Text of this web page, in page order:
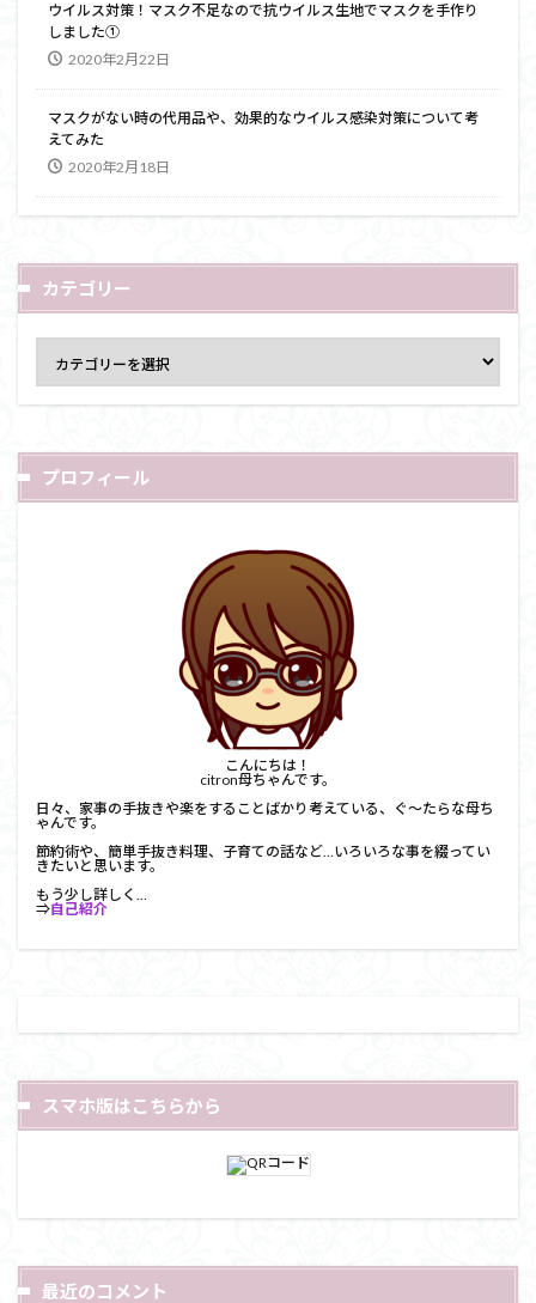
ウイルス対策！マスク不足なので抗ウイルス生地でマスクを手作り
しました①
2020年2月22日
マスクがない時の代用品や、効果的なウイルス感染対策について考
えてみた
2020年2月18日
カテゴリー
プロフィール
こんにちは！
citron母ちゃんです。
日々、家事の手抜きや楽をすることばかり考えている、ぐ～たらな母ち
ゃんです。
節約術や、簡単手抜き料理、子育ての話など…いろいろな事を綴ってい
きたいと思います。
もう少し詳しく…
⇒自己紹介
スマホ版はこちらから
最近のコメント